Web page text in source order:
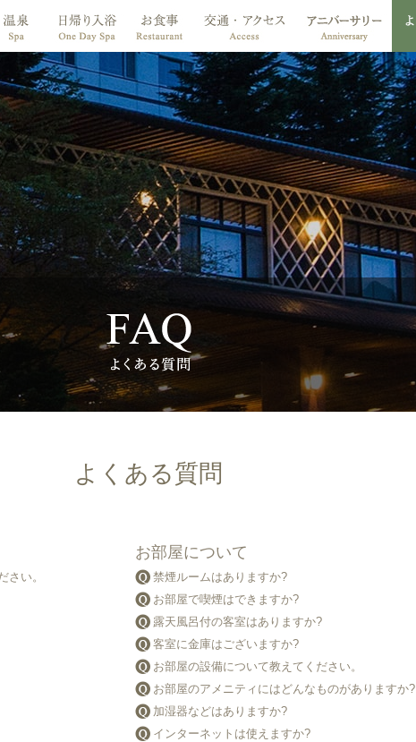
よくある質問
さい。
お部屋について
禁煙ルームはありますか?
お部屋で喫煙はできますか?
露天風呂付の客室はありますか?
客室に金庫はございますか?
お部屋の設備について教えてください。
お部屋のアメニティにはどんなものがありますか?
加湿器などはありますか?
インターネットは使えますか?